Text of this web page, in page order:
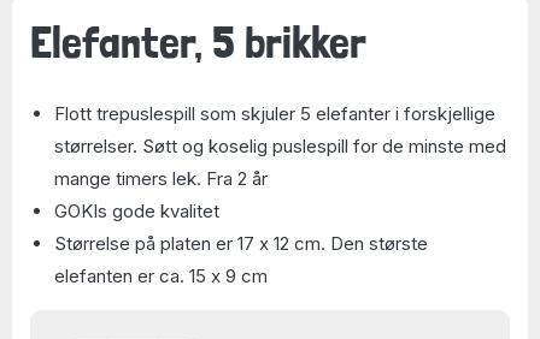
Elefanter, 5 brikker
Flott trepuslespill som skjuler 5 elefanter i forskjellige
størrelser. Søtt og koselig puslespill for de minste med
mange timers lek. Fra 2 år
GOKIs gode kvalitet
Størrelse på platen er 17 x 12 cm. Den største
elefanten er ca. 15 x 9 cm